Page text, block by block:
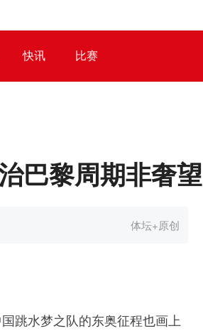
快讯 比赛
巴黎周期非奢望
体坛+原创
跳水梦之队的东奥征程也画上